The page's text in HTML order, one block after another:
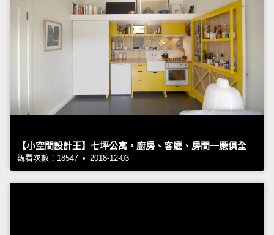
【小空間設計王】七坪公寓，廚房、客廳、房間一應俱全
觀看次數：18547 • 2018-12-03